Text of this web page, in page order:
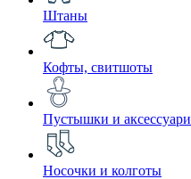
Штаны
Кофты, свитшоты
Пустышки и аксессуари
Носочки и колготы